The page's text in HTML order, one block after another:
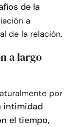
de la
a
de la relación.
a largo
por
intimidad
el tiempo,